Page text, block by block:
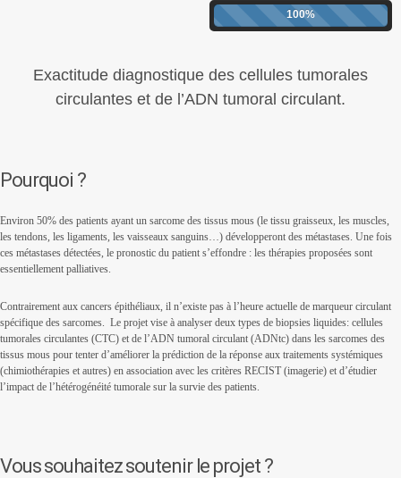
100%
Exactitude diagnostique des cellules tumorales
circulantes et de l’ADN tumoral circulant.
Pourquoi ?
Environ 50% des patients ayant un sarcome des tissus mous (le tissu graisseux, les muscles,
les tendons, les ligaments, les vaisseaux sanguins…) développeront des métastases. Une fois
ces métastases détectées, le pronostic du patient s’effondre : les thérapies proposées sont
essentiellement palliatives.
Contrairement aux cancers épithéliaux, il n’existe pas à l’heure actuelle de marqueur circulant
spécifique des sarcomes. Le projet vise à analyser deux types de biopsies liquides: cellules
tumorales circulantes (CTC) et de l’ADN tumoral circulant (ADNtc) dans les sarcomes des
tissus mous pour tenter d’améliorer la prédiction de la réponse aux traitements systémiques
(chimiothérapies et autres) en association avec les critères RECIST (imagerie) et d’étudier
l’impact de l’hétérogénéité tumorale sur la survie des patients.
Vous souhaitez soutenir le projet ?